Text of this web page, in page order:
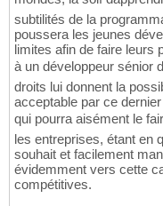
subtilités de la
poussera les jeunes
limites afin de faire leurs
à un développeur sénior
droits lui donnent la
acceptable par ce
qui pourra aisément le
les entreprises, étant en
souhait et facilement
évidemment vers cette
compétitives.